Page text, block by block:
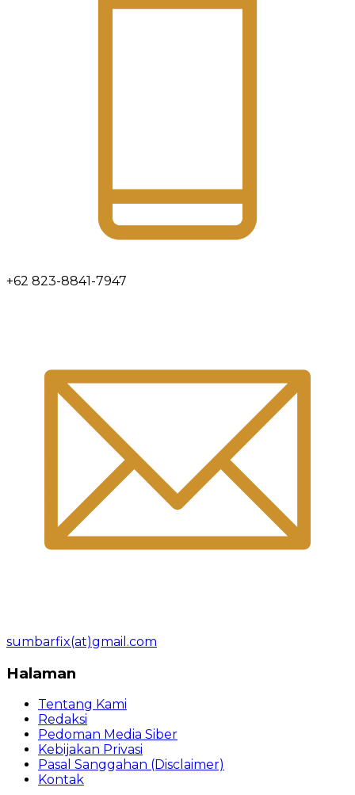
+62 823-8841-7947
sumbarfix(at)gmail.com
Halaman
Tentang Kami
Redaksi
Pedoman Media Siber
Kebijakan Privasi
Pasal Sanggahan (Disclaimer)
Kontak